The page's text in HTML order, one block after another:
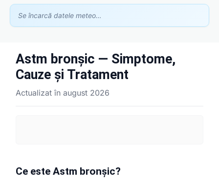
Se încarcă datele meteo…
Astm bronșic — Simptome,
Cauze și Tratament
Actualizat în august 2026
Ce este Astm bronșic?
Asistent GhidClinic
Vă ajutăm să găsiți medicul sau clinica potrivită
Doar medici